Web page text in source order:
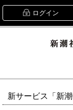
ログイン
新サービス「新